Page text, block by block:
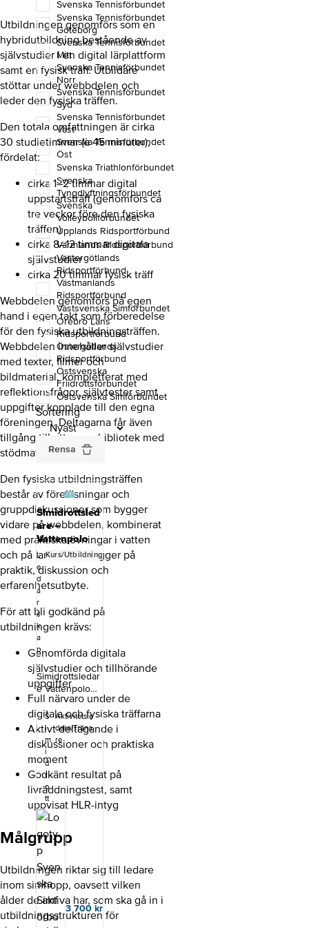
Utbildningen genomförs som en
hybridutbildning bestående av
självstudier i en digital lärplattform
samt en fysisk träff. Utbildare
stöttar under webbdelen och
leder den fysiska träffen.
Den totala omfattningen är cirka
30 studietimmar (à 45 minuter),
fördelat:
cirka 1–2 timmar digital
uppstartsträff (genomförs ca
tre veckor före den fysiska
träffen)
cirka 8–12 timmar digitala
självstudier
cirka 20 timmar fysisk träff
Webbdelen genomförs på egen
hand i egen takt som förberedelse
för den fysiska utbildningsträffen.
Webbdelen innehåller självstudier
med texter, filmer och
bildmaterial, kompletterat med
reflektionsfrågor, självtester samt
uppgifter kopplade till den egna
föreningen. Deltagarna får även
tillgång till ett resursbibliotek med
stödmaterial.
Den fysiska utbildningsträffen
består av föreläsningar och
gruppdiskussioner som bygger
vidare på webbdelen, kombinerat
med praktiska övningar i vatten
och på land. Fokus ligger på
praktik, diskussion och
erfarenhetsutbyte.
För att bli godkänd på
utbildningen krävs:
Genomförda digitala
självstudier och tillhörande
uppgifter
Full närvaro under de
digitala och fysiska träffarna
Aktivt deltagande i
diskussioner och praktiska
moment
Godkänt resultat på
livräddningstest, samt
uppvisat HLR-intyg
Målgrupp
Utbildningen riktar sig till ledare
inom simhopp, oavsett vilken
ålder de aktiva har, som ska gå in i
utbildningsstrukturen för
Svenska Tennisförbundet
Svenska Tennisförbundet
Göteborg
Svenska Tennisförbundet
Mitt
Svenska Tennisförbundet
Norr
Svenska Tennisförbundet
Syd
Svenska Tennisförbundet
Väst
Svenska Tennisförbundet
Öst
Svenska Triathlonförbundet
Svenska
Tyngdlyftningsförbundet
Svenska
Volleybollförbundet
Upplands Ridsportförbund
Värmlands Ridsportförbund
Västergötlands
Ridsportförbund
Västmanlands
Ridsportförbund
Västsvenska Simförbundet
Örebro Läns
Ridsportförbund
Östergötlands
Ridsportförbund
Östsvenska
Friidrottsförbundet
Östsvenska Simförbundet
Sortering
Rensa
Simidrottsled
are –
Vattenpolo
L
e
d
a
r
s
k
a
p
Kurs/Utbildning
Simidrottsledar
e Vattenpolo
(SIL Vattenpolo)
är en
utbildning för
dig som vill
påbörja din
utbildningsresa
som
vattenpoloträna
re. Du får
grundläggande
konkreta
verktyg för att
leda och
utveckla
vattenpoloverk
samhet, med
fokus på att
skapa en trygg,
S
i
m
i
d
r
o
tt
Aktivitetsle
dare/Träna
re
3 700kr